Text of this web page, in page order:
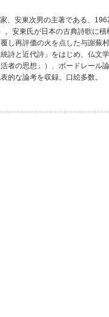
、安東次男の主著である、
。安東氏が日本の古典詩歌に積
し再評価の火を点した与謝蕪
詩と近代詩」をはじめ、仏文
者の思想」）、ボードレール
的な論考を収録。口絵多数。